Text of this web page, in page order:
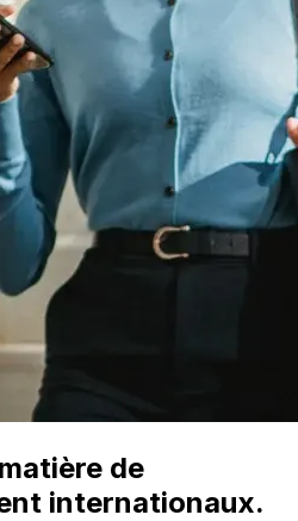
de
internationaux.